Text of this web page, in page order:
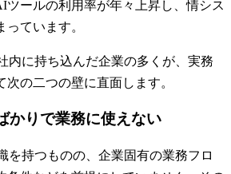
ツールの利用率が年々上昇し、情シス
ています。
内に持ち込んだ企業の多くが、実務
次の二つの壁に直面します。
かりで業務に使えない
を持つものの、企業固有の業務フロ